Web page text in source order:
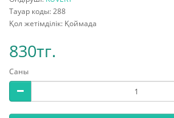
Тауар коды: 288
Қол жетімділік: Қоймада
830тг.
Саны